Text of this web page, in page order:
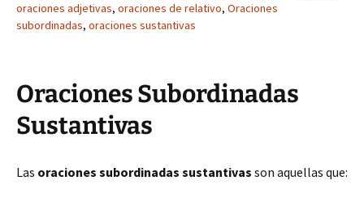
oraciones adjetivas, oraciones de relativo, Oraciones
subordinadas, oraciones sustantivas
Oraciones Subordinadas
Sustantivas
Las oraciones subordinadas sustantivas son aquellas que: